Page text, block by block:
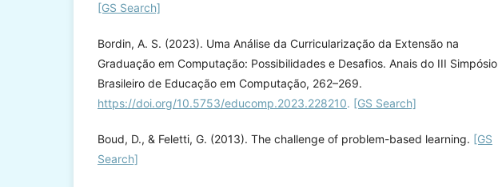
[GS Search]
Bordin, A. S. (2023). Uma Análise da Curricularização da Extensão na
Graduação em Computação: Possibilidades e Desafios. Anais do III Simpósio
Brasileiro de Educação em Computação, 262–269.
https://doi.org/10.5753/educomp.2023.228210. [GS Search]
Boud, D., & Feletti, G. (2013). The challenge of problem-based learning. [GS
Search]